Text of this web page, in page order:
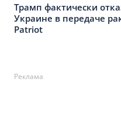
Трамп фактически
Украине в передаче
Patriot
Реклама